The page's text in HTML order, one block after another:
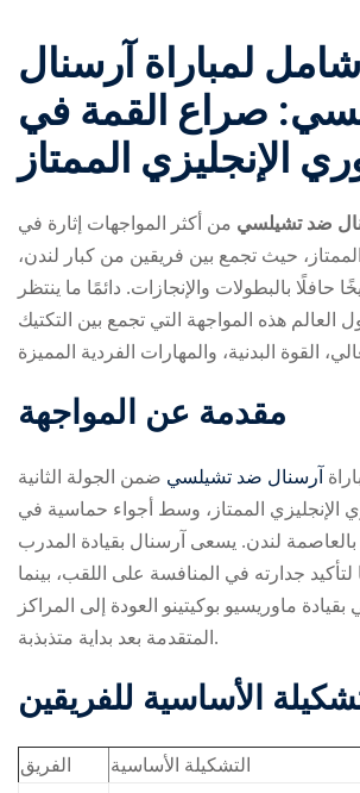
لمباراة آرسنال
صراع القمة في
الإنجليزي الممتاز
ضد تشيلسي من أكثر المواجهات إثارة في
حيث تجمع بين فريقين من كبار لندن،
حافلًا بالبطولات والإنجازات. دائمًا ما ينتظر
هذه المواجهة التي تجمع بين التكتيك
مقدمة عن المواجهة
آرسنال ضد تشيلسي ضمن الجولة الثانية
الممتاز، وسط أجواء حماسية في
لندن. يسعى آرسنال بقيادة المدرب
لتأكيد جدارته في المنافسة على اللقب، بينما
ماوريسيو بوكيتينو العودة إلى المراكز
المتقدمة بعد بداية متذبذبة.
الأساسية للفريقين
الفريق التشكيلة الأساسية